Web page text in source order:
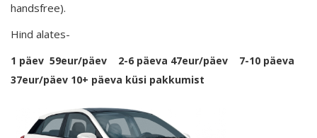
handsfree).
Hind alates-
1 päev 59eur/päev 2-6 päeva 47eur/päev 7-10 päeva
37eur/päev 10+ päeva küsi pakkumist